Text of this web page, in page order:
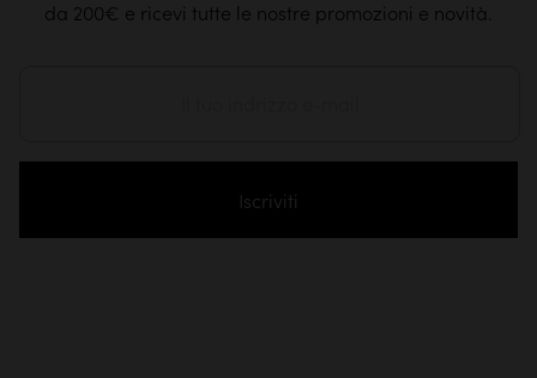
da 200€ e ricevi tutte le nostre promozioni e novità.
Iscriviti